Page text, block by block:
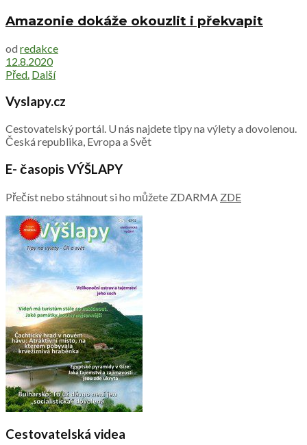
Amazonie dokáže okouzlit i překvapit
od redakce
12.8.2020
Před. Další
Vyslapy.cz
Cestovatelský portál. U nás najdete tipy na výlety a dovolenou.
Česká republika, Evropa a Svět
E- časopis VÝŠLAPY
Přečíst nebo stáhnout si ho můžete ZDARMA ZDE
Cestovatelská videa